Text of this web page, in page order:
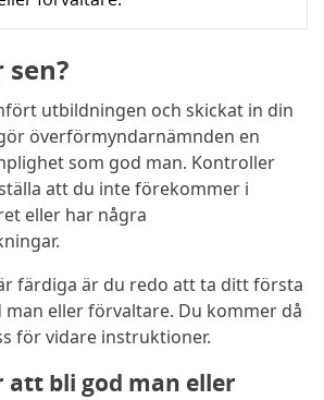
utbildningen och skickat in din
överförmyndarnämnden en
som god man. Kontroller
att du inte förekommer i
eller har några
färdiga är du redo att ta ditt första
eller förvaltare. Du kommer då
för vidare instruktioner.
att bli god man eller